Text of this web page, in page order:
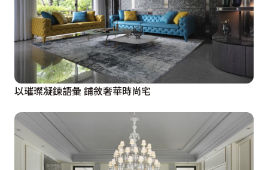
以璀璨凝鍊語彙 鋪敘奢華時尚宅